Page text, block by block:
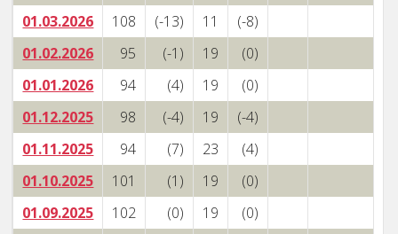
01.03.2026
108 (-13) 11
(-8)
01.02.2026
95 (-1) 19
(0)
01.01.2026
94 (4) 19
(0)
01.12.2025
98 (-4) 19
(-4)
01.11.2025
94 (7) 23
(4)
01.10.2025
101 (1) 19
(0)
01.09.2025
102 (0) 19
(0)